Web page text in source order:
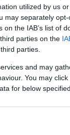
utilized by us
may separately
the IAB’s list of
parties on the
parties.
and may
You may
for below
okoz.
Az agy